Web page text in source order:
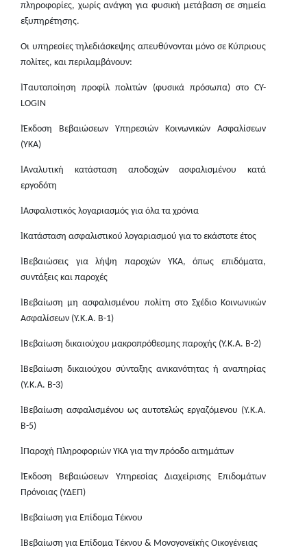
πληροφορίες, χωρίς ανάγκη για φυσική μετάβαση σε σημεία
εξυπηρέτησης.
Οι υπηρεσίες τηλεδιάσκεψης απευθύνονται μόνο σε Κύπριους
πολίτες, και περιλαμβάνουν:
lΤαυτοποίηση προφίλ πολιτών (φυσικά πρόσωπα) στο CY-
LOGIN
lΈκδοση Βεβαιώσεων Υπηρεσιών Κοινωνικών Ασφαλίσεων
(ΥΚΑ)
lΑναλυτική κατάσταση αποδοχών ασφαλισμένου κατά
εργοδότη
lΑσφαλιστικός λογαριασμός για όλα τα χρόνια
l Κατάσταση ασφαλιστικού λογαριασμού για το εκάστοτε έτος
l Βεβαιώσεις για λήψη παροχών ΥΚΑ, όπως επιδόματα,
συντάξεις και παροχές
l Βεβαίωση μη ασφαλισμένου πολίτη στο Σχέδιο Κοινωνικών
Ασφαλίσεων (Υ.Κ.Α. Β-1)
l Βεβαίωση δικαιούχου μακροπρόθεσμης παροχής (Υ.Κ.Α. Β-2)
l Βεβαίωση δικαιούχου σύνταξης ανικανότητας ή αναπηρίας
(Υ.Κ.Α. Β-3)
l Βεβαίωση ασφαλισμένου ως αυτοτελώς εργαζόμενου (Υ.Κ.Α.
Β-5)
l Παροχή Πληροφοριών ΥΚΑ για την πρόοδο αιτημάτων
lΈκδοση Βεβαιώσεων Υπηρεσίας Διαχείρισης Επιδομάτων
Πρόνοιας (ΥΔΕΠ)
l Βεβαίωση για Επίδομα Τέκνου
l Βεβαίωση για Επίδομα Τέκνου & Μονογονεϊκής Οικογένειας